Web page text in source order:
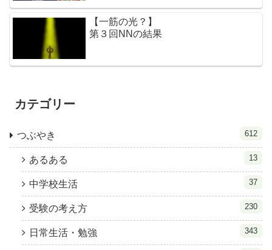
【一筋の光？】
第３回NNの結果
カテゴリー
つぶやき 612
あるある 13
中学校生活 37
受験の考え方 230
日常生活・勉強 343